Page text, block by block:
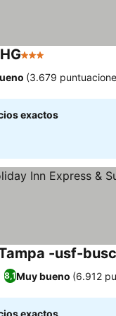
3 Estrellas
(3.679
exactos
-usf-
8,1Muy bueno (6.912
exactos